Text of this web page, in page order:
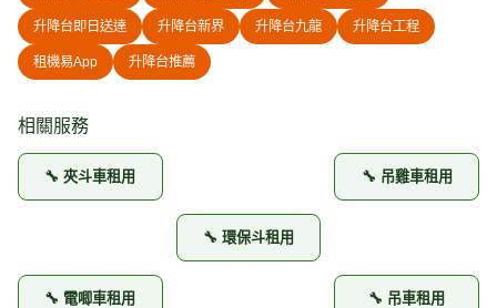
升降台即日送達 升降台新界 升降台九龍 升降台工程
租機易App 升降台推薦
相關服務
🔧 夾斗車租用 🔧 吊雞車租用
🔧 環保斗租用
🔧 電唧車租用 🔧 吊車租用